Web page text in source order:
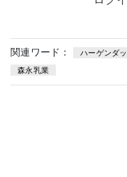
関連ワード： ハーゲンダ
森永乳業